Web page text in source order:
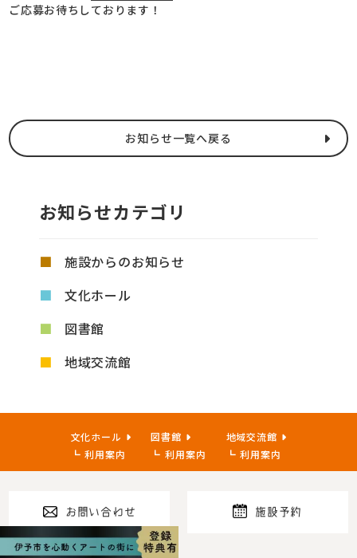
ご応募お待ちしております！
お知らせ一覧へ戻る
お知らせカテゴリ
施設からのお知らせ
文化ホール
図書館
地域交流館
文化ホール
利用案内
図書館
利用案内
地域交流館
利用案内
お問い合わせ 施設予約